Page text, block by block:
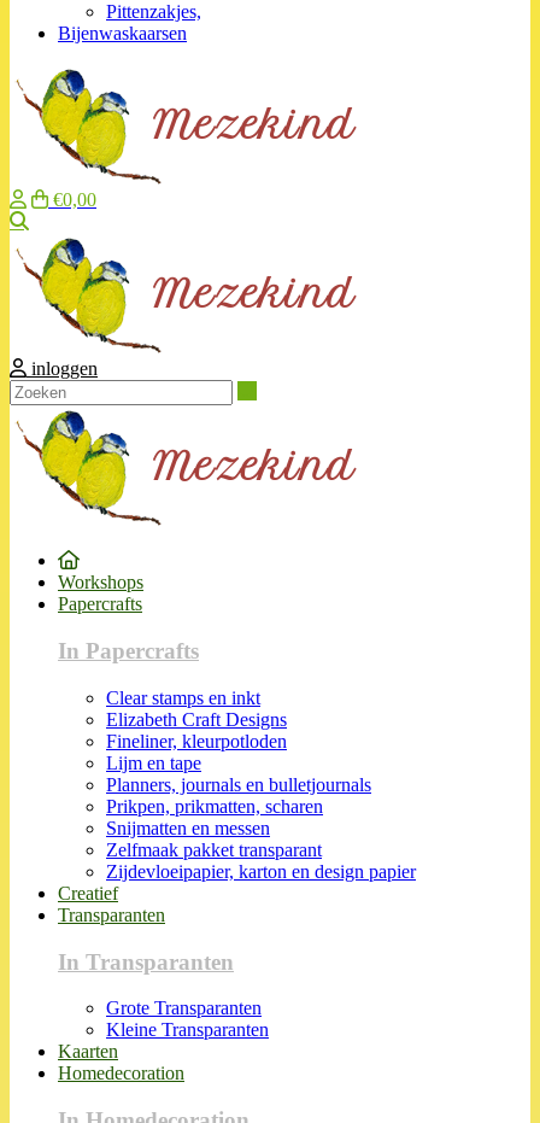
Pittenzakjes,
Bijenwaskaarsen
€0,00
inloggen
Workshops
Papercrafts
In Papercrafts
Clear stamps en inkt
Elizabeth Craft Designs
Fineliner, kleurpotloden
Lijm en tape
Planners, journals en bulletjournals
Prikpen, prikmatten, scharen
Snijmatten en messen
Zelfmaak pakket transparant
Zijdevloeipapier, karton en design papier
Creatief
Transparanten
In Transparanten
Grote Transparanten
Kleine Transparanten
Kaarten
Homedecoration